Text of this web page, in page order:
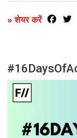
» शेयर करें